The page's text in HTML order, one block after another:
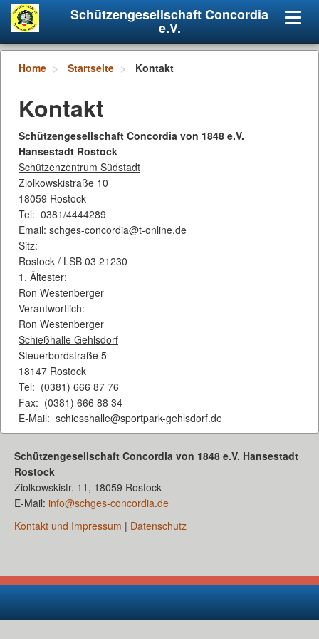
Schützengesellschaft Concordia
e.V.
Home Startseite Kontakt
Kontakt
Schützengesellschaft Concordia von 1848 e.V.
Hansestadt Rostock
Schützenzentrum Südstadt
Ziolkowskistraße 10
18059 Rostock
Tel: 0381/4444289
Email: schges-concordia@t-online.de
Sitz:
Rostock / LSB 03 21230
1. Ältester:
Ron Westenberger
Verantwortlich:
Ron Westenberger
Schießhalle Gehlsdorf
Steuerbordstraße 5
18147 Rostock
Tel: (0381) 666 87 76
Fax: (0381) 666 88 34
E-Mail: schiesshalle@sportpark-gehlsdorf.de
Schützengesellschaft Concordia von 1848 e.V. Hansestadt
Rostock
Ziolkowskistr. 11, 18059 Rostock
E-Mail: info@schges-concordia.de
Kontakt und Impressum | Datenschutz